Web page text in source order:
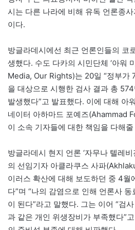
시는 다른 나라에 비해 유독 언론종
이다.
방글라데시에선 최근 언론인들의 코
생했다. 수도 다카의 시민단체 ‘아워
Media, Our Rights)는 20일 “정부가
을 대상으로 시행한 검사 결과 총
발생했다”고 발표했다. 이에 대해 아
네이터 아하마드 포예즈(Ahammad
이 소속 기자들에 대한 책임을 다해
방글라데시 현지 언론 ‘자무나 텔레
의 선임기자 아클라쿠스 사파
이러스 확산에 대해 보도하던 중 4월
다”며 “나의 감염으로 인해 언론사
이 된다”라고 말했다. 그는 이어 “검
과 같은 개인 위생장비가 부족했다”